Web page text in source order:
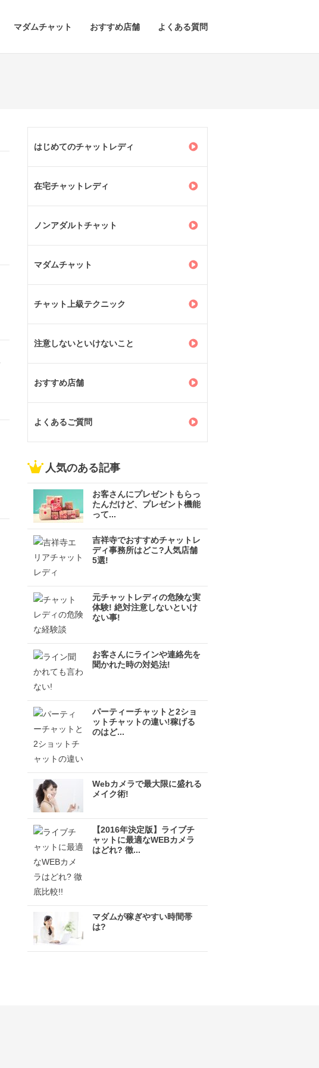
マダムチャット おすすめ店舗 よくある質問
はじめてのチャットレディ
在宅チャットレディ
ノンアダルトチャット
マダムチャット
チャット上級テクニック
注意しないといけないこと
おすすめ店舗
よくあるご質問
人気のある記事
お客さんにプレゼントもらっ
たんだけど、プレゼント機能
って...
吉祥寺でおすすめチャットレ
ディ事務所はどこ?人気店舗
5選!
元チャットレディの危険な実
体験! 絶対注意しないといけ
ない事!
お客さんにラインや連絡先を
聞かれた時の対処法!
パーティーチャットと2ショ
ットチャットの違い!稼げる
のはど...
Webカメラで最大限に盛れる
メイク術!
【2016年決定版】ライブチ
ャットに最適なWEBカメラ
はどれ? 徹...
マダムが稼ぎやすい時間帯
は?